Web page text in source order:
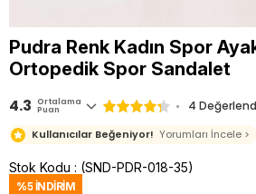
Pudra Renk Kadın Spor
Ortopedik Spor Sandalet
4.3 Ortalama
Puan 4
Kullanıcılar Beğeniyor! Yorumları İncele >
Stok Kodu (SND-PDR-018-35)
%5 İNDIRIM